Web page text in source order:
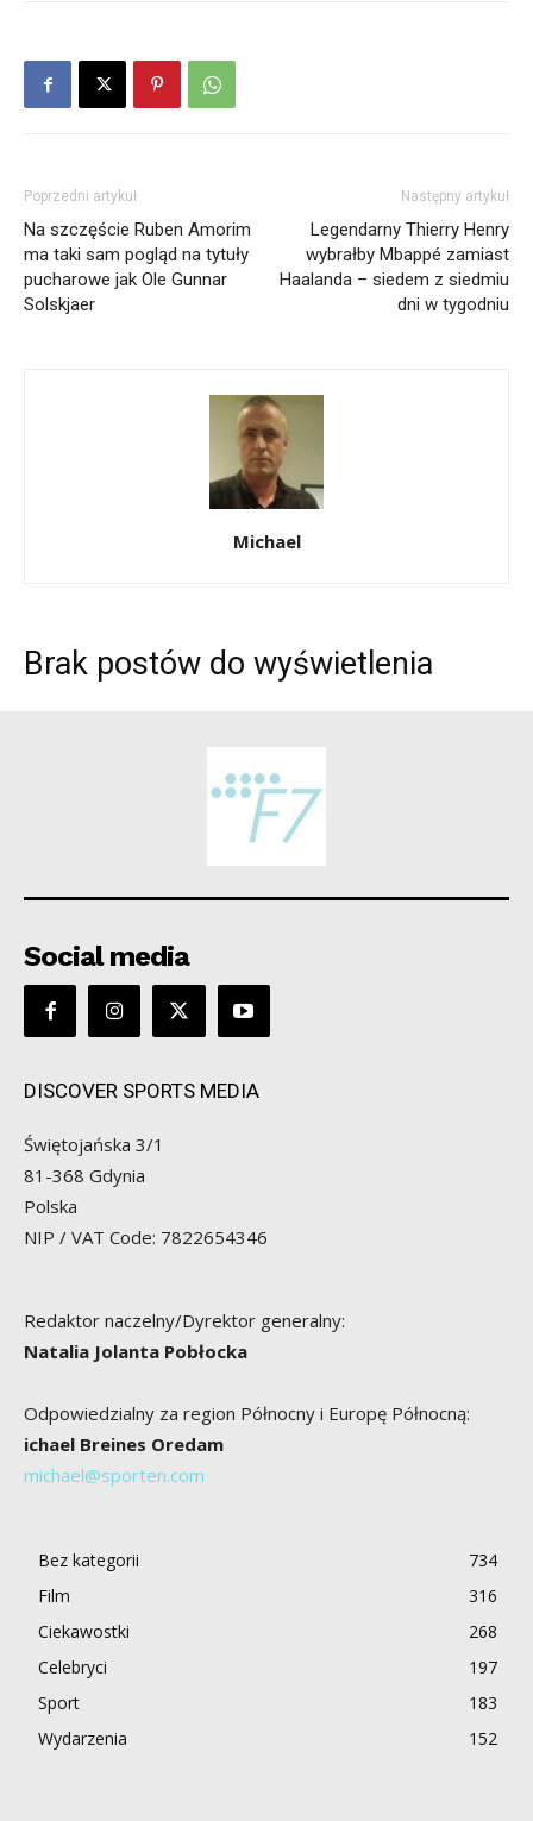
Poprzedni artykuł
Na szczęście Ruben Amorim
ma taki sam pogląd na tytuły
pucharowe jak Ole Gunnar
Solskjaer
Następny artykuł
Legendarny Thierry Henry
wybrałby Mbappé zamiast
Haalanda – siedem z siedmiu
dni w tygodniu
Michael
Brak postów do wyświetlenia
Social media
DISCOVER SPORTS MEDIA
Świętojańska 3/1
81-368 Gdynia
Polska
NIP / VAT Code: 7822654346
Redaktor naczelny/Dyrektor generalny:
Natalia Jolanta Pobłocka
Odpowiedzialny za region Północny i Europę Północną:
ichael Breines Oredam
michael@sporten.com
Bez kategorii
734
Film
316
Ciekawostki
268
Celebryci
197
Sport
183
Wydarzenia
152